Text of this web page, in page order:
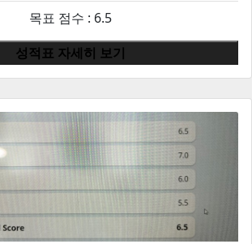
목표 점수 : 6.5
성적표 자세히 보기